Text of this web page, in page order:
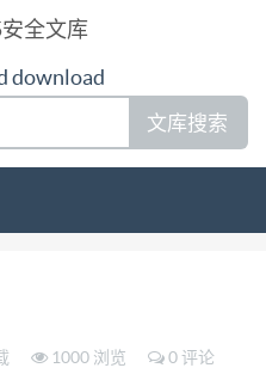
download
文库搜索
6469-2 Third
road vehicles -
operational
1000 浏览
0 评论